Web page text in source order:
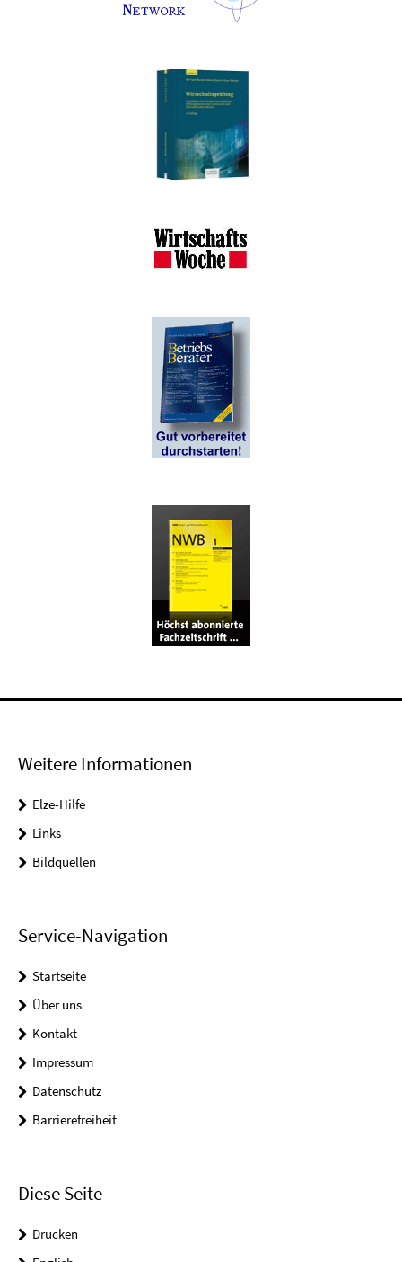
Weitere Informationen
Elze-Hilfe
Links
Bildquellen
Service-Navigation
Startseite
Über uns
Kontakt
Impressum
Datenschutz
Barrierefreiheit
Diese Seite
Drucken